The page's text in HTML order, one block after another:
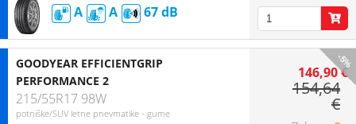
A A 67
-5%
GOODYEAR EFFICIENTGRIP
PERFORMANCE 2
215/55R17 98W
potniške/SUV letne pnevmatike - gume
146,90 €
154,64
€